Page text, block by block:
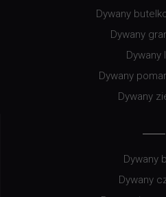
Dywany
Dywany
Dywany
Dywany
Dywany
Dywany
Dywany